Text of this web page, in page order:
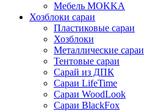
Мебель MOKKA
Хозблоки сараи
Пластиковые сараи
Хозблоки
Металлические сараи
Тентовые сараи
Сарай из ДПК
Cараи LifeTime
Cараи WoodLook
Сараи BlackFox